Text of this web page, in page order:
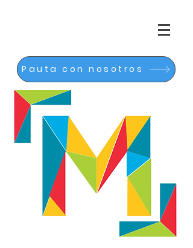
Pauta con nosotros